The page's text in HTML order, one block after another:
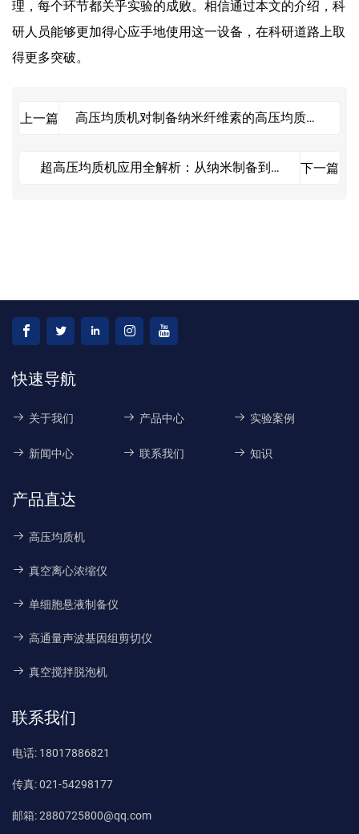
理，每个环节都关乎实验的成败。相信通过本文的介绍，科
研人员能够更加得心应手地使用这一设备，在科研道路上取
得更多突破。
上一篇
高压均质机对制备纳米纤维素的高压均质原
超高压均质机应用全解析：从纳米制备到工
下一篇
快速导航
关于我们 产品中心 实验案例
新闻中心 联系我们 知识
产品直达
高压均质机
真空离心浓缩仪
单细胞悬液制备仪
高通量声波基因组剪切仪
真空搅拌脱泡机
联系我们
电话: 18017886821
传真:021-54298177
邮箱:2880725800@qq.com